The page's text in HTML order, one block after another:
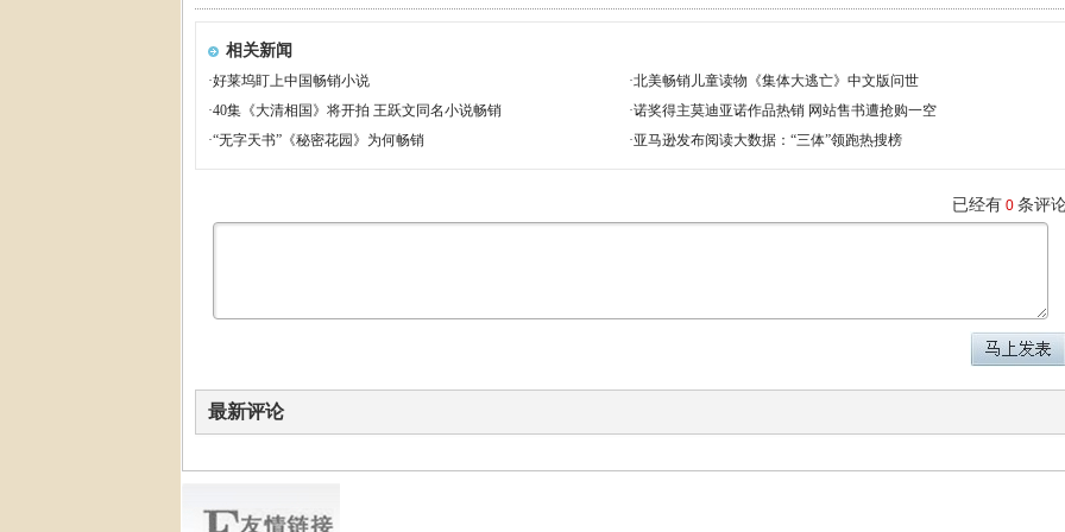
相关新闻
·好莱坞盯上中国畅销小说 ·北美畅销儿童读物《集体大逃亡》中文版问世
·40集《大清相国》将开拍 王跃文同名小说畅销 ·诺奖得主莫迪亚诺作品热销 网站售书遭抢购一空
·“无字天书”《秘密花园》为何畅销 ·亚马逊发布阅读大数据：“三体”领跑热搜榜
已经有 0 条评
最新评论